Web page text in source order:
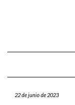
22 de junio de 2023